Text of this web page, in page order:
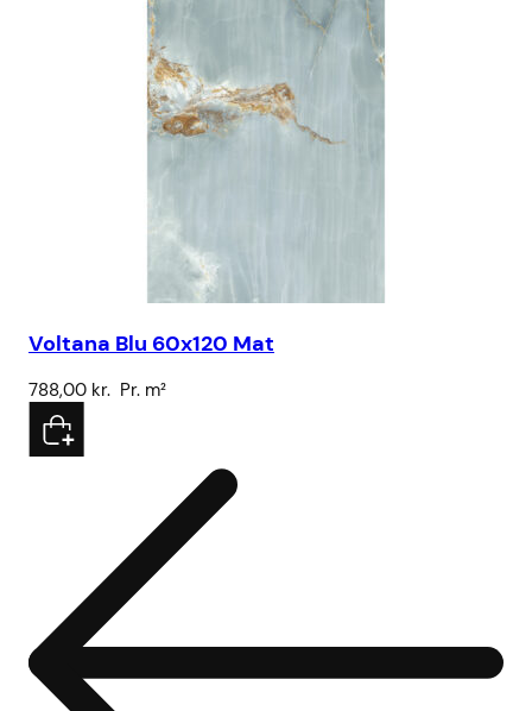
Voltana Blu 60x120 Mat
788,00 kr. Pr. m²